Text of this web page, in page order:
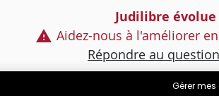
Judilibre évolue
Aidez-nous à l'améliorer
Répondre au
Gérer